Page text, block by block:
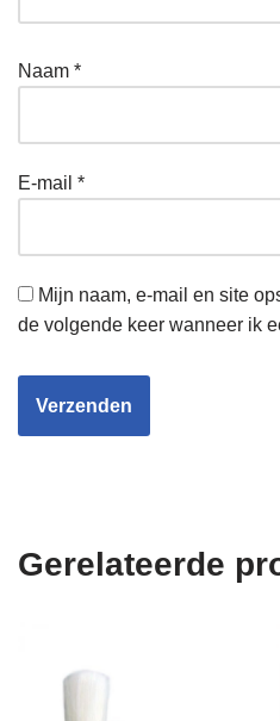
Naam *
E-mail *
Mijn naam, e-mail en site
de volgende keer wanneer ik
Gerelateerde